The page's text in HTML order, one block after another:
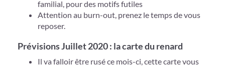
familial, pour des motifs futiles
Attention au burn-out, prenez le temps de vous
reposer.
Prévisions Juillet 2020 : la carte du renard
Il va falloir être rusé ce mois-ci, cette carte vous